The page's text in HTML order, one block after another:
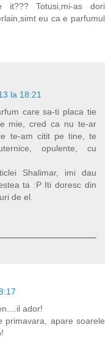
it??? Totusi,mi-as dori
eu ca e parfumul
la 18:21
care sa-ti placa tie
mie, cred ca nu te-ar
te-am citit pe tine, te
opulente, cu
Shalimar, imi dau
ta :P Iti doresc din
de el.
ador!
primavara, apare soarele